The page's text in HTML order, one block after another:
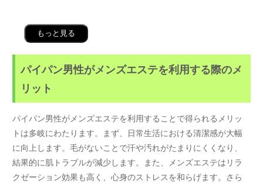
もっと見る
パイパン男性がメンズエステを利用する際のメ
リット
パイパン男性がメンズエステを利用することで得られるメリッ
トは多岐にわたります。まず、日常生活における清潔感が大幅
に向上します。毛がないことで汗や汚れがたまりにくくなり、
結果的に肌トラブルが減少します。また、メンズエステはリラ
クゼーション効果も高く、心身のストレスを和らげます。さら